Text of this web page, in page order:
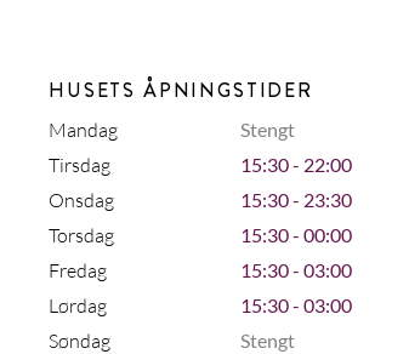
HUSETS ÅPNINGSTIDER
Mandag Stengt
Tirsdag 15:30 - 22:00
Onsdag 15:30 - 23:30
Torsdag 15:30 - 00:00
Fredag 15:30 - 03:00
Lørdag 15:30 - 03:00
Søndag Stengt